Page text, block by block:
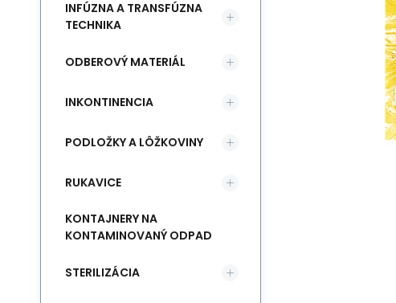
INFÚZNA A TRANSFÚZNA
TECHNIKA
ODBEROVÝ MATERIÁL
INKONTINENCIA
PODLOŽKY A LÔŽKOVINY
RUKAVICE
KONTAJNERY NA
KONTAMINOVANÝ ODPAD
STERILIZÁCIA